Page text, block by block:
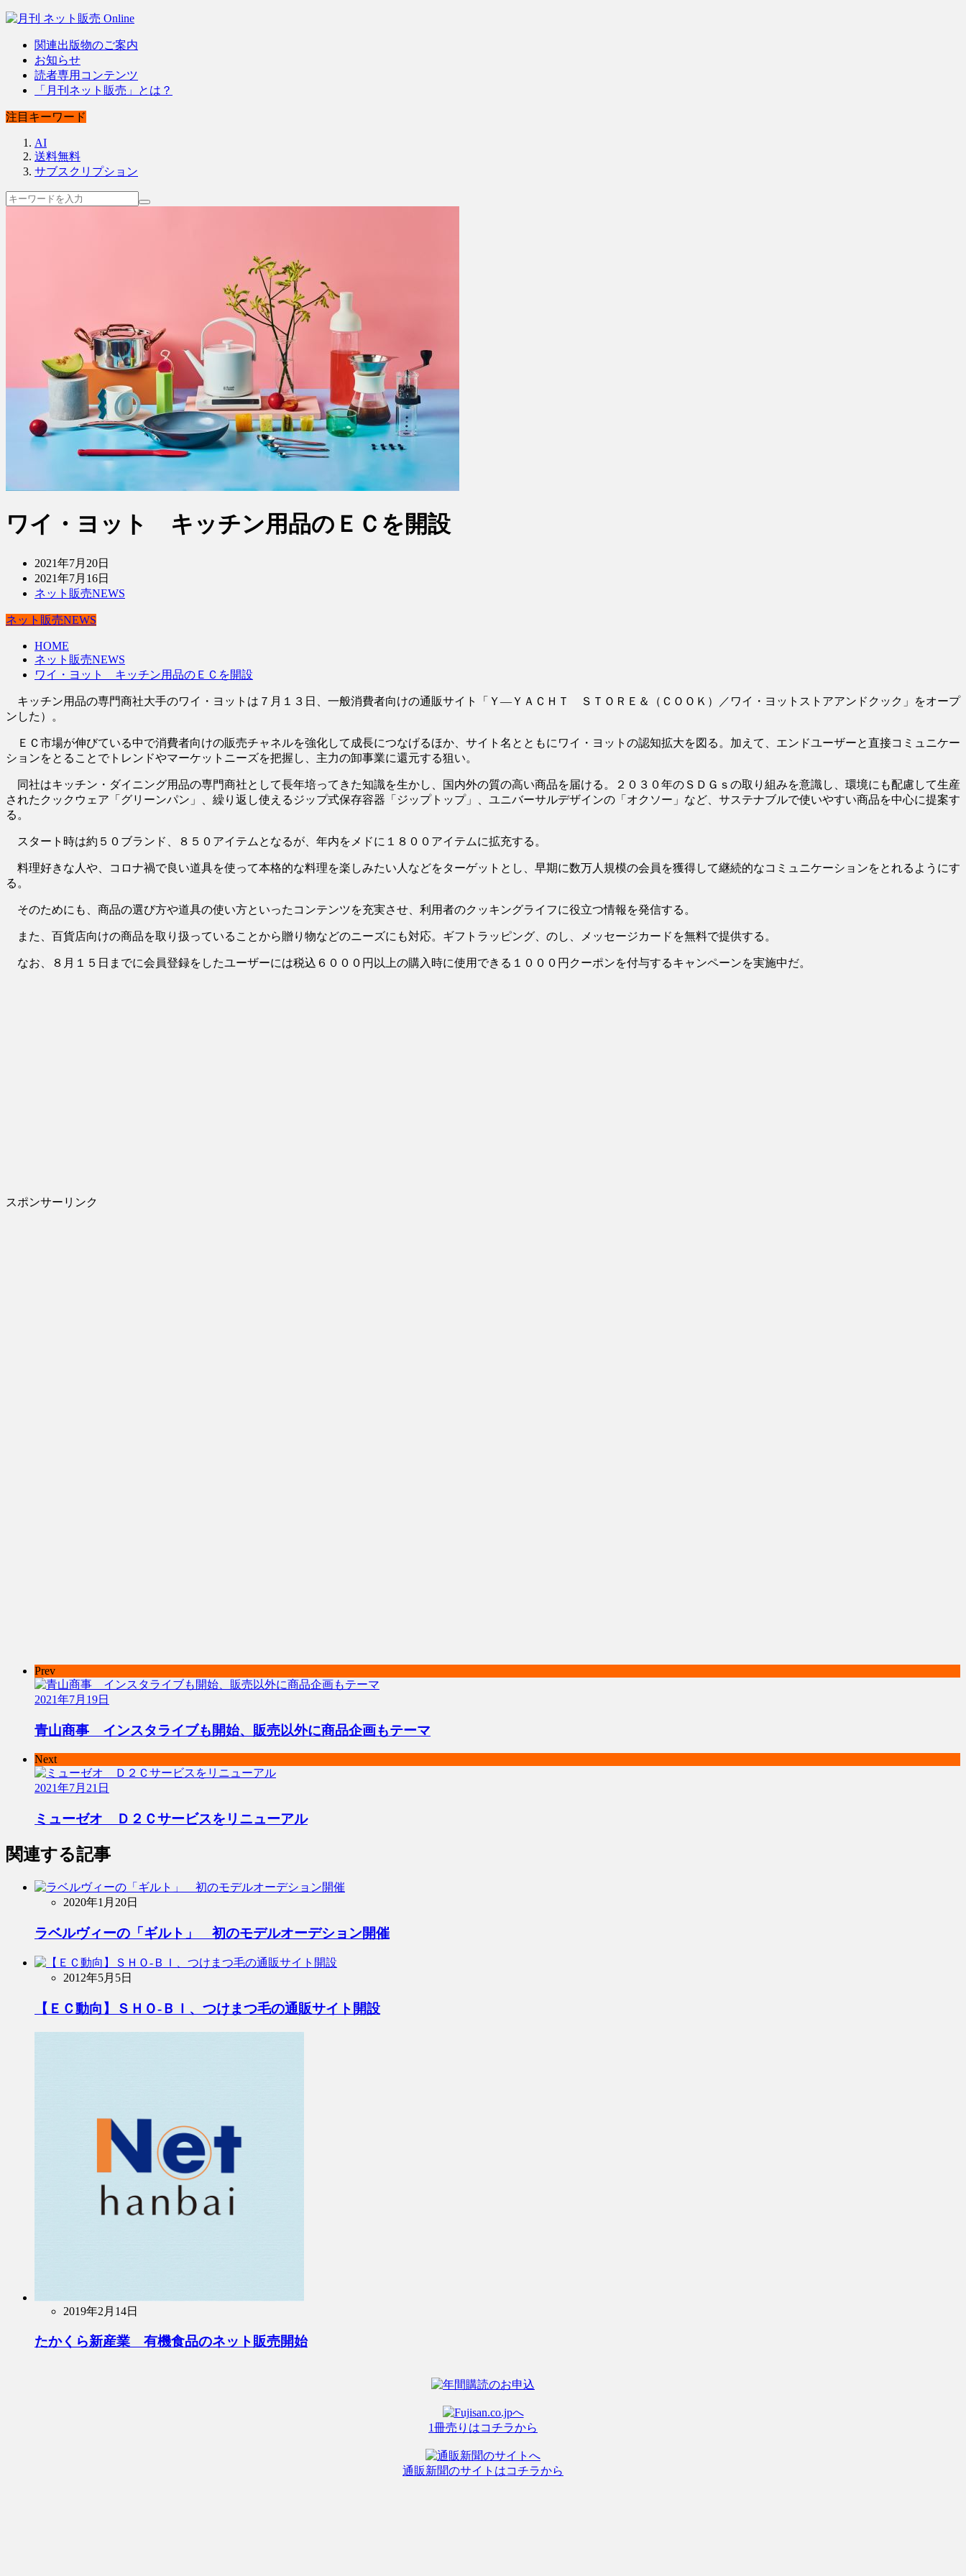
関連出版物のご案内
お知らせ
読者専用コンテンツ
「月刊ネット販売」とは？
注目キーワード
AI
送料無料
サブスクリプション
ワイ・ヨット キッチン用品のＥＣを開設
2021年7月20日
2021年7月16日
ネット販売NEWS
ネット販売NEWS
HOME
ネット販売NEWS
ワイ・ヨット キッチン用品のＥＣを開設
キッチン用品の専門商社大手のワイ・ヨットは７月１３日、一般消費者向けの通販サイト「Ｙ―ＹＡＣＨＴ ＳＴＯＲＥ＆（ＣＯＯＫ）／ワイ・ヨットストアアンドクック」をオープ
ンした）。
ＥＣ市場が伸びている中で消費者向けの販売チャネルを強化して成長につなげるほか、サイト名とともにワイ・ヨットの認知拡大を図る。加えて、エンドユーザーと直接コミュニケー
ションをとることでトレンドやマーケットニーズを把握し、主力の卸事業に還元する狙い。
同社はキッチン・ダイニング用品の専門商社として長年培ってきた知識を生かし、国内外の質の高い商品を届ける。２０３０年のＳＤＧｓの取り組みを意識し、環境にも配慮して生産
されたクックウェア「グリーンパン」、繰り返し使えるジップ式保存容器「ジップトップ」、ユニバーサルデザインの「オクソー」など、サステナブルで使いやすい商品を中心に提案す
る。
スタート時は約５０ブランド、８５０アイテムとなるが、年内をメドに１８００アイテムに拡充する。
料理好きな人や、コロナ禍で良い道具を使って本格的な料理を楽しみたい人などをターゲットとし、早期に数万人規模の会員を獲得して継続的なコミュニケーションをとれるようにす
る。
そのためにも、商品の選び方や道具の使い方といったコンテンツを充実させ、利用者のクッキングライフに役立つ情報を発信する。
また、百貨店向けの商品を取り扱っていることから贈り物などのニーズにも対応。ギフトラッピング、のし、メッセージカードを無料で提供する。
なお、８月１５日までに会員登録をしたユーザーには税込６０００円以上の購入時に使用できる１０００円クーポンを付与するキャンペーンを実施中だ。
スポンサーリンク
Prev
2021年7月19日
青山商事 インスタライブも開始、販売以外に商品企画もテーマ
Next
2021年7月21日
ミューゼオ Ｄ２Ｃサービスをリニューアル
関連する記事
2020年1月20日
ラベルヴィーの「ギルト」 初のモデルオーデション開催
2012年5月5日
【ＥＣ動向】ＳＨＯ-ＢＩ、つけまつ毛の通販サイト開設
2019年2月14日
たかくら新産業 有機食品のネット販売開始
1冊売りはコチラから
通販新聞のサイトはコチラから